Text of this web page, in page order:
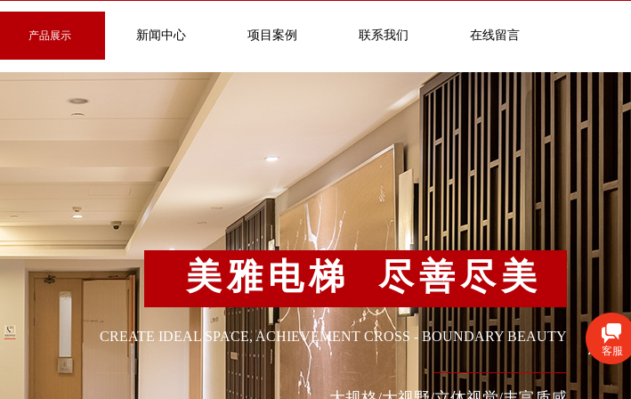
产品展示 新闻中心 项目案例 联系我们 在线留言
美雅电梯 尽善尽美
CREATE IDEAL SPACE, ACHIEVEMENT CROSS - BOUNDARY BEAUTY
客服